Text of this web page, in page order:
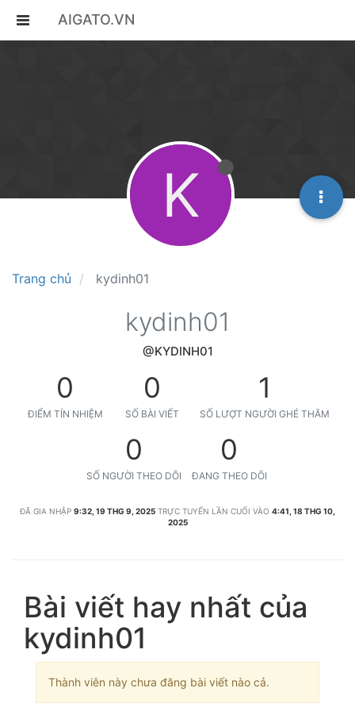
AIGATO.VN
Trang chủ kydinh01
K
kydinh01
@KYDINH01
0
ĐIỂM TÍN NHIỆM
0
SỐ BÀI VIẾT
1
SỐ LƯỢT NGƯỜI GHÉ THĂM
0
SỐ NGƯỜI THEO DÕI
0
ĐANG THEO DÕI
ĐÃ GIA NHẬP 9:32, 19 THG 9, 2025 TRỰC TUYẾN LẦN CUỐI VÀO 4:41, 18 THG 10,
2025
Bài viết hay nhất của
kydinh01
Thành viên này chưa đăng bài viết nào cả.